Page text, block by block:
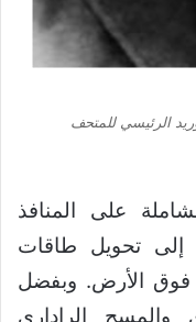
الرئيسي للمتحف
على المنافذ
إلى تحويل طاقات
فوق الأرض. وبفضل
والمسح الراداري